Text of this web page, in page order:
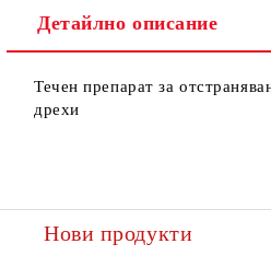
Ние ще се свържем с вас в рамките
Детайлно описание
Течен препарат за
дрехи
Нови продукти